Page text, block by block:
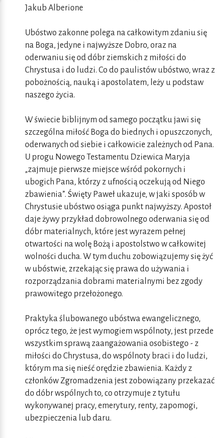
Jakub Alberione
Ubóstwo zakonne polega na całkowitym zdaniu się
na Boga, jedyne i najwyższe Dobro, oraz na
oderwaniu się od dóbr ziemskich z miłości do
Chrystusa i do ludzi. Co do paulistów ubóstwo, wraz z
pobożnością, nauką i apostolatem, leży u podstaw
naszego życia.
W świecie biblijnym od samego początku jawi się
szczególna miłość Boga do biednych i opuszczonych,
oderwanych od siebie i całkowicie zależnych od Pana.
U progu Nowego Testamentu Dziewica Maryja
„zajmuje pierwsze miejsce wśród pokornych i
ubogich Pana, którzy z ufnością oczekują od Niego
zbawienia”. Święty Paweł ukazuje, w jaki sposób w
Chrystusie ubóstwo osiąga punkt najwyższy. Apostoł
daje żywy przykład dobrowolnego oderwania się od
dóbr materialnych, które jest wyrazem pełnej
otwartości na wolę Bożą i apostolstwo w całkowitej
wolności ducha. W tym duchu zobowiązujemy się żyć
w ubóstwie, zrzekając się prawa do używania i
rozporządzania dobrami materialnymi bez zgody
prawowitego przełożonego.
Praktyka ślubowanego ubóstwa ewangelicznego,
oprócz tego, że jest wymogiem wspólnoty, jest przede
wszystkim sprawą zaangażowania osobistego - z
miłości do Chrystusa, do wspólnoty braci i do ludzi,
którym ma się nieść orędzie zbawienia. Każdy z
członków Zgromadzenia jest zobowiązany przekazać
do dóbr wspólnych to, co otrzymuje z tytułu
wykonywanej pracy, emerytury, renty, zapomogi,
ubezpieczenia lub daru.